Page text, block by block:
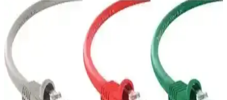
Yüksek Performanslı CAT7 Yassı FTP Ethernet
Kablosu ile Güçlü Ağ Bağlantısı
Yassı ve esnek yapısıyla yüksek hızda veri transferi sağlayan CAT7
FTP Ethernet kablosu, dayanıklılığı ve çeşitli renk seçenekleriyle ev
ve ofis ağlarınızı güçlendirir.
IRENIS CAT6 Yassı Ethernet Kablosu: Gigabit
Hızlı, Esnek ve Şık Ağ Çözümleri